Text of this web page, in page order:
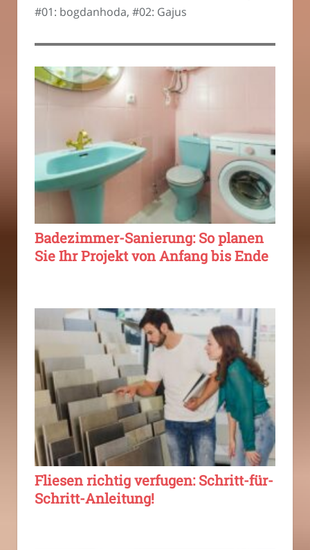
#01: bogdanhoda, #02: Gajus
Badezimmer-Sanierung: So planen
Sie Ihr Projekt von Anfang bis Ende
Fliesen richtig verfugen: Schritt-für-
Schritt-Anleitung!